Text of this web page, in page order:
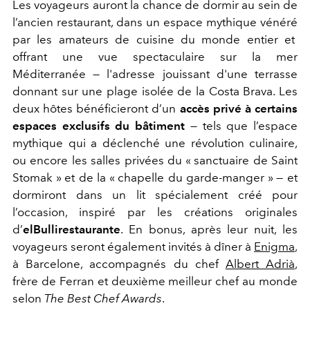
Les voyageurs auront la chance de dormir au sein de
l’ancien restaurant, dans un espace mythique vénéré
par les amateurs de cuisine du monde entier et
offrant une vue spectaculaire sur la mer
Méditerranée — l'adresse jouissant d'une terrasse
donnant sur une plage isolée de la Costa Brava. Les
deux hôtes bénéficieront d’un accès privé à certains
espaces exclusifs du bâtiment — tels que l’espace
mythique qui a déclenché une révolution culinaire,
ou encore les salles privées du « sanctuaire de Saint
Stomak » et de la « chapelle du garde-manger » — et
dormiront dans un lit spécialement créé pour
l’occasion, inspiré par les créations originales
d’elBullirestaurante. En bonus, après leur nuit, les
voyageurs seront également invités à dîner à Enigma,
à Barcelone, accompagnés du chef Albert Adrià,
frère de Ferran et deuxième meilleur chef au monde
selon The Best Chef Awards.